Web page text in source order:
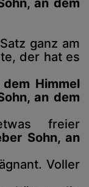
an dem
ganz am
der hat es
Himmel
an dem
freier
Sohn, an
Voller